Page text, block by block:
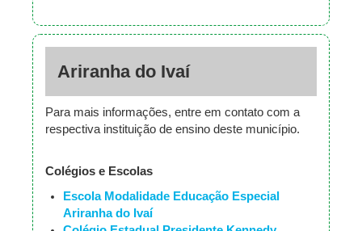
Ariranha do Ivaí
Para mais informações, entre em contato com a
respectiva instituição de ensino deste município.
Colégios e Escolas
Escola Modalidade Educação Especial
Ariranha do Ivaí